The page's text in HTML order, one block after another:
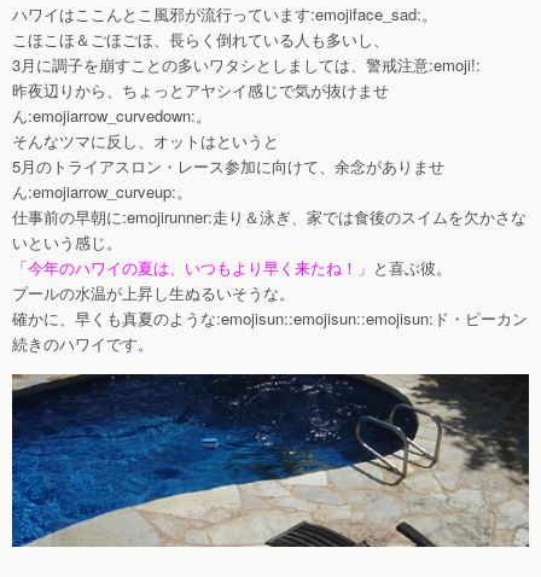
ハワイはここんとこ風邪が流行っています:emojiface_sad:。
こほこほ＆ごほごほ、長らく倒れている人も多いし、
3月に調子を崩すことの多いワタシとしましては、警戒注意:emoji!:
昨夜辺りから、ちょっとアヤシイ感じで気が抜けませ
ん:emojiarrow_curvedown:。
そんなツマに反し、オットはというと
5月のトライアスロン・レース参加に向けて、余念がありませ
ん:emojiarrow_curveup:。
仕事前の早朝に:emojirunner:走り＆泳ぎ、家では食後のスイムを欠かさな
いという感じ。
「今年のハワイの夏は、いつもより早く来たね！」 と喜ぶ彼。
プールの水温が上昇し生ぬるいそうな。
確かに、早くも真夏のような:emojisun::emojisun::emojisun:ド・ピーカン
続きのハワイです。